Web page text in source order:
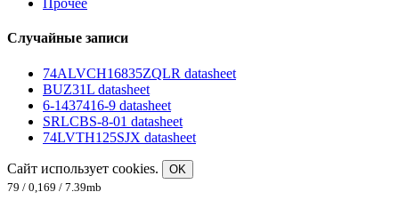
Прочее
Случайные записи
74ALVCH16835ZQLR datasheet
BUZ31L datasheet
6-1437416-9 datasheet
SRLCBS-8-01 datasheet
74LVTH125SJX datasheet
Сайт использует cookies.
OK
79 / 0,169 / 7.39mb